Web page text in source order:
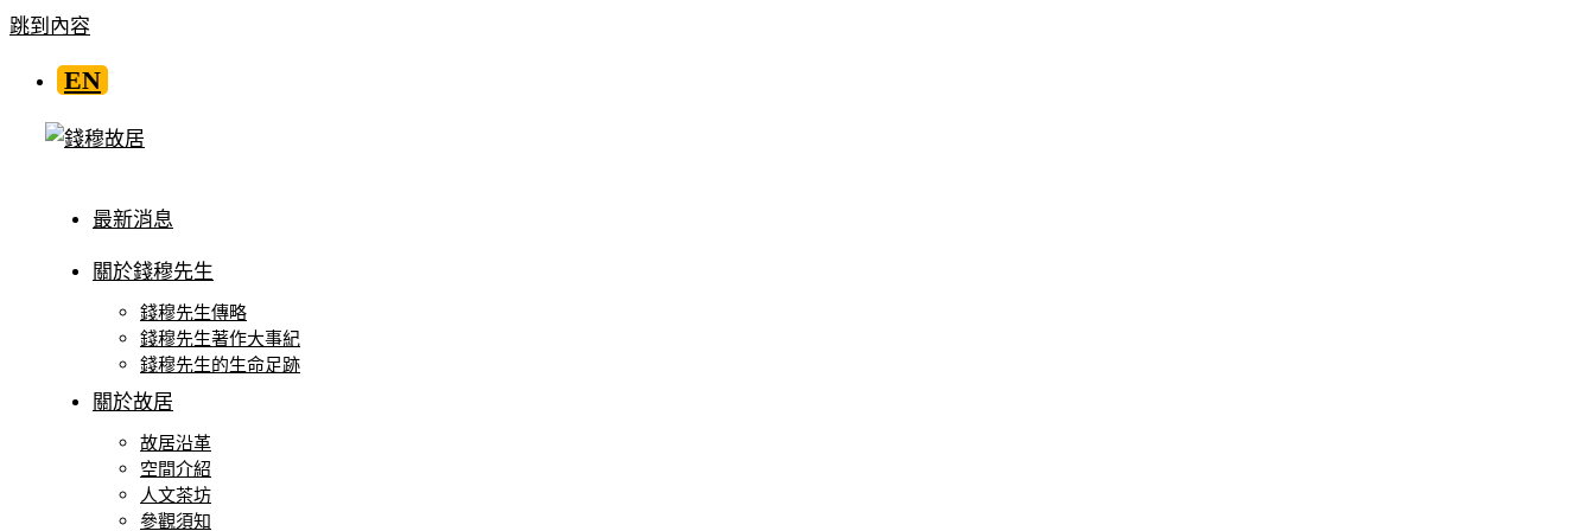
跳到內容
EN
最新消息
關於錢穆先生
錢穆先生傳略
錢穆先生著作大事紀
錢穆先生的生命足跡
關於故居
故居沿革
空間介紹
人文茶坊
參觀須知